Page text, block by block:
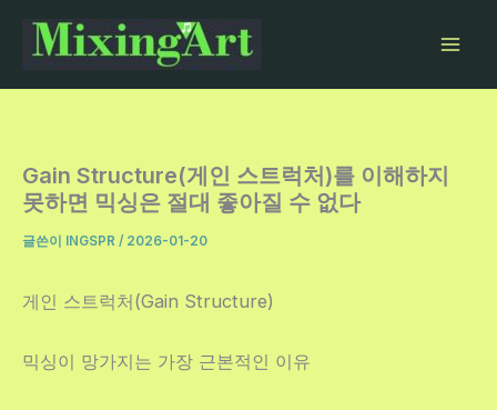
Gain Structure(게인 스트럭처)를 이해하지
못하면 믹싱은 절대 좋아질 수 없다
글쓴이 INGSPR / 2026-01-20
게인 스트럭처(Gain Structure)
믹싱이 망가지는 가장 근본적인 이유